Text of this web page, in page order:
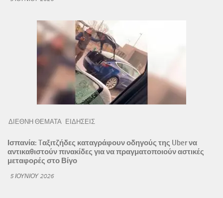
ΔΙΕΘΝΗ ΘΕΜΑΤΑ ΕΙΔΗΣΕΙΣ
Ισπανία: Tαξιτζήδες καταγράφουν οδηγούς της Uber να
αντικαθιστούν πινακίδες για να πραγματοποιούν αστικές
μεταφορές στο Βίγο
5 ΙΟΥΝΊΟΥ 2026